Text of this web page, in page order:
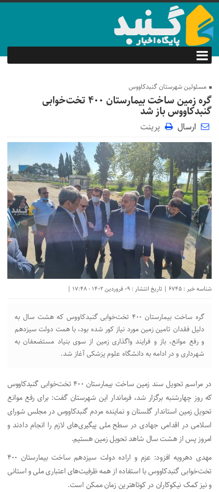
مسئولین شهرستان گنبدکاووس
گره زمین ساخت بیمارستان ۴۰۰ تخت‌خوابی
گنبدکاووس باز شد
ارسال پرینت
شناسه خبر : 6745 | تاریخ انتشار : 09 فروردین 1402 - 17:48 |
گره ساخت بیمارستان ۴۰۰ تخت‌خوابی گنبدکاووس که هشت سال به
دلیل فقدان تامین زمین مورد نیاز کور شده‌ بود، با همت دولت سیزدهم
و رفع موانع، باز و فرایند واگذاری زمین از سوی بنیاد مستضعفان به
شهرداری و در ادامه به دانشگاه علوم پزشکی آغاز شد.
در مراسم تحویل سند زمین ساخت بیمارستان ۴۰۰ تخت‌خوابی گنبدکاووس
که روز چهارشنبه برگزار شد، فرماندار این شهرستان گفت: برای رفع موانع
تحویل زمین استاندار گلستان و نماینده مردم گنبدکاووس در مجلس شورای
اسلامی در اقدامی جهادی در سطح ملی پیگیری‌های لازم را انجام دادند و
امروز پس از هشت سال شاهد تحویل زمین هستیم.
مهدی دهرویه افزود: عزم و اراده دولت سیزدهم ساخت بیمارستان ۴۰۰
تخت‌خوابی گنبدکاووس با استفاده از همه ظرفیت‌های اعتباری ملی و استانی
و نیز کمک نیکوکاران در کوتاهترین زمان ممکن است.